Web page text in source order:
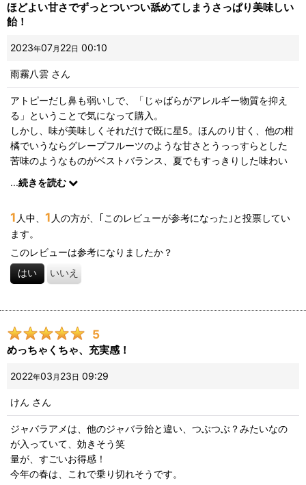
ほどよい甘さでずっとついつい舐めてしまうさっぱり美味しい
飴！
2023年07月 22日 00:10
雨霧八雲 さん
アトピーだし鼻も弱いしで、「じゃばらがアレルギー物質を抑え
る」ということで気になって購入。
しかし、味が美味しくそれだけで既に星5。ほんのり甘く、他の柑
橘でいうならグレープフルーツのような甘さとうっっすらとした
苦味のようなものがベストバランス、夏でもすっきりした味わい
のおかげで舐めているときや舐め終わったあとなども不快感があ
りません。
シーボ効果かもしれませんので効能などを保証するものではござ
いませんが、花粉やエアコンやハウスダストなどでお困りの方は
試してみてもいいかも？
...続きを読む
1 人中、 1 人の方が、｢このレビューが参考になった｣と投票してい
ます。
このレビューは参考になりましたか？
はい いいえ
5
めっちゃくちゃ、充実感！
2022年03 月 23 日 09:29
けん さん
ジャバラアメは、他のジャバラ飴と違い、つぶつぶ？みたいなの
が入っていて、効きそう笑
量が、すごいお得感！
今年の春は、これで乗り切れそうです。